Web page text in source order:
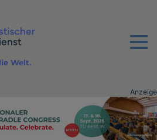
Menu
Welt.
Anzeige